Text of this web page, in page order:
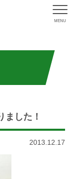
MENU
ました！
2013.12.17